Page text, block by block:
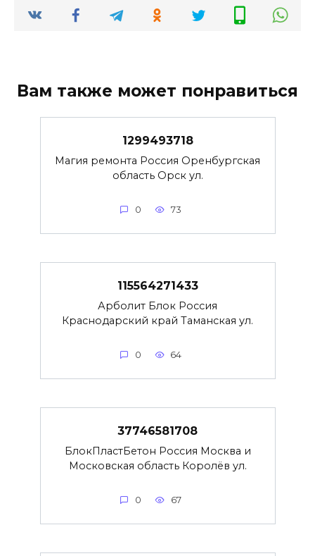
Вам также может понравиться
1299493718
Магия ремонта Россия Оренбургская
область Орск ул.
0 73
115564271433
Арболит Блок Россия
Краснодарский край Таманская ул.
0 64
37746581708
БлокПластБетон Россия Москва и
Московская область Королёв ул.
0 67